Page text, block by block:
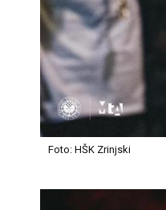
Foto: HŠK Zrinjski